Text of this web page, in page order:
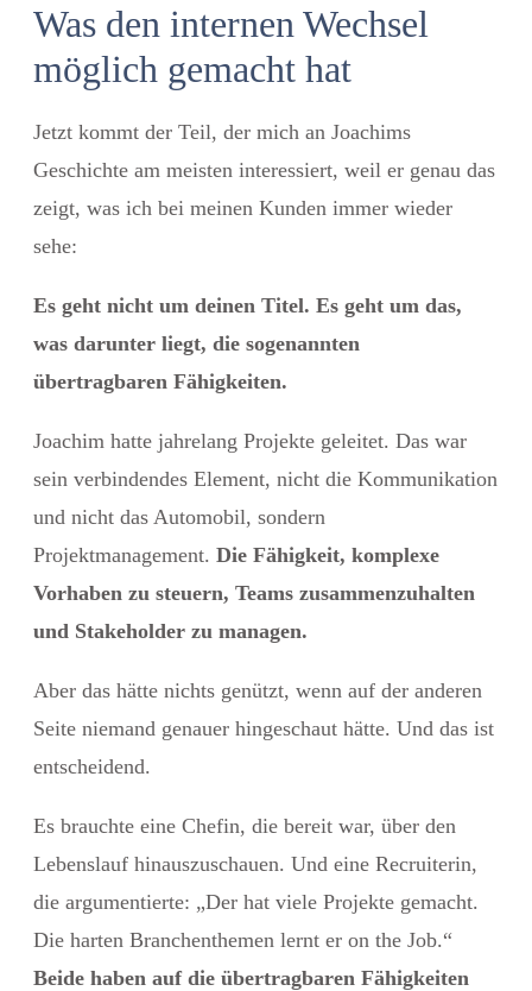
Was den internen Wechsel
möglich gemacht hat
Jetzt kommt der Teil, der mich an Joachims
Geschichte am meisten interessiert, weil er genau das
zeigt, was ich bei meinen Kunden immer wieder
sehe:
Es geht nicht um deinen Titel. Es geht um das,
was darunter liegt, die sogenannten
übertragbaren Fähigkeiten.
Joachim hatte jahrelang Projekte geleitet. Das war
sein verbindendes Element, nicht die Kommunikation
und nicht das Automobil, sondern
Projektmanagement. Die Fähigkeit, komplexe
Vorhaben zu steuern, Teams zusammenzuhalten
und Stakeholder zu managen.
Aber das hätte nichts genützt, wenn auf der anderen
Seite niemand genauer hingeschaut hätte. Und das ist
entscheidend.
Es brauchte eine Chefin, die bereit war, über den
Lebenslauf hinauszuschauen. Und eine Recruiterin,
die argumentierte: „Der hat viele Projekte gemacht.
Die harten Branchenthemen lernt er on the Job.“
Beide haben auf die übertragbaren Fähigkeiten